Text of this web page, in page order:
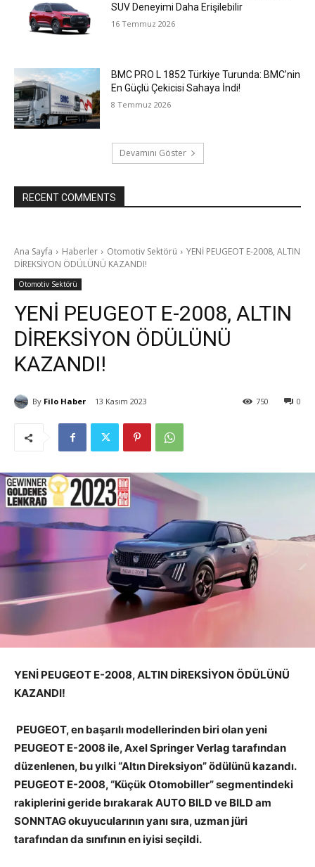
SUV Deneyimi Daha Erişilebilir
16 Temmuz 2026
BMC PRO L 1852 Türkiye Turunda: BMC’nin
En Güçlü Çekicisi Sahaya İndi!
8 Temmuz 2026
Devamını Göster
RECENT COMMENTS